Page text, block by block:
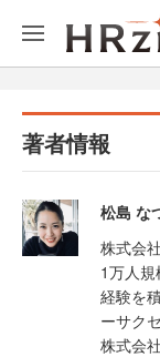
著者情報
松島 な
株式会
1万人
経験を
ーサク
株式会